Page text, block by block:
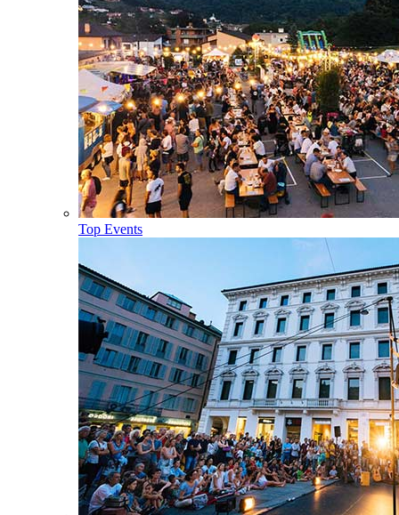
Top Events